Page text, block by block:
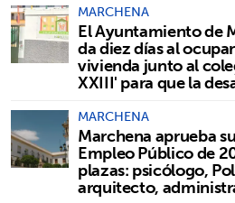
MARCHENA
El Ayuntamiento de
da diez días al
vivienda junto al
XXIII' para que la
MARCHENA
Marchena aprueba
Empleo Público de
plazas: psicólogo,
arquitecto,